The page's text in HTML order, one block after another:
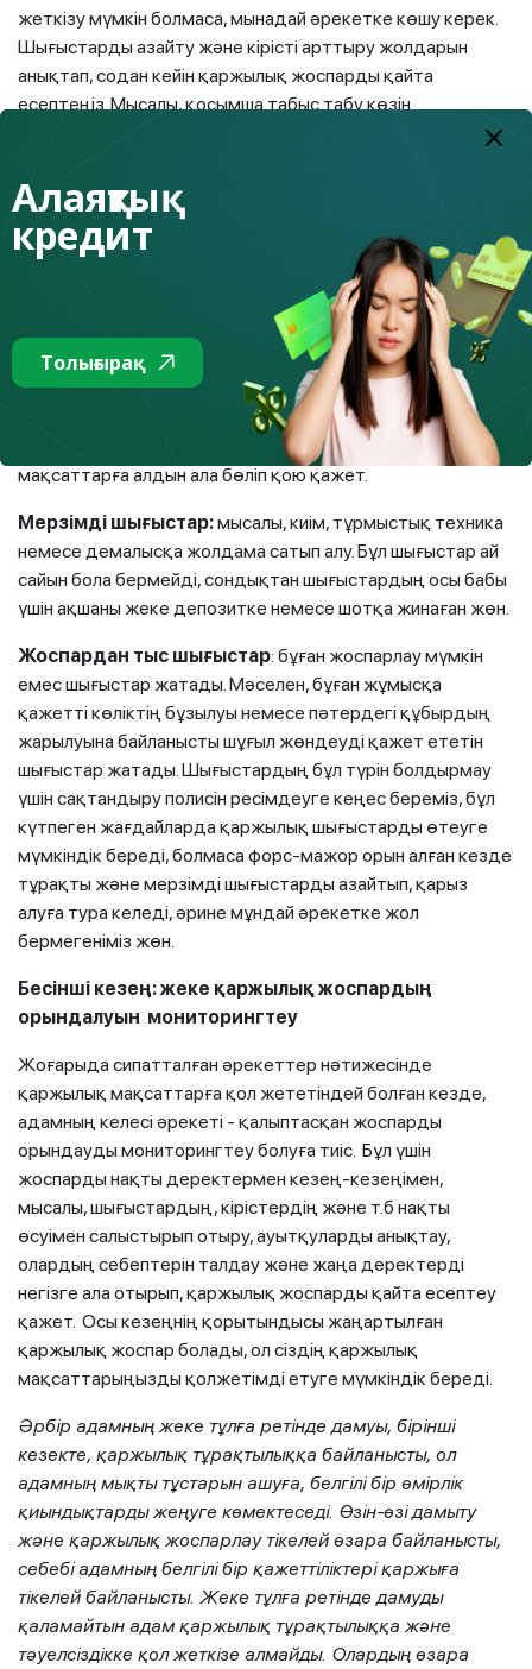
жеткізу мүмкін болмаса, мынадай әрекетке көшу керек.
Шығыстарды азайту және кірісті арттыру жолдарын
анықтап, содан кейін қаржылық жоспарды қайта
есептеңіз. Мысалы, қосымша табыс табу көзін
Төртінші кезең: шығыстарды жоспарлау
Егер сіз шығыстарды бірнеше топқа бөлсеңіз,
қаражаттың не үшін кететінін, неден бас тартуға
болатындығын түсіну оңайырақ болады, мәселен:
ай сайын ақша азық-түлік сатып
алуға, коммуналдық қызметтерді, көлік қызметтерін
төлеуге, тұрғын үйді жалға алуға немесе кредиттік
міндеттемелерді төлеуге жұмсалады. Бұл шығыстарды
алдын ала жоспарлау керек және ақшаны сол
мақсаттарға алдын ала бөліп қою қажет.
Мерзімді шығыстар:мысалы, киім, тұрмыстық техника
немесе демалысқа жолдама сатып алу. Бұл шығыстар ай
сайын бола бермейді, сондықтан шығыстардың осы бабы
үшін ақшаны жеке депозитке немесе шотқа жинаған жөн.
Жоспардан тыс шығыстар: бұған жоспарлау мүмкін
емес шығыстар жатады. Мәселен, бұған жұмысқа
қажетті көліктің бұзылуы немесе пәтердегі құбырдың
жарылуына байланысты шұғыл жөндеуді қажет ететін
шығыстар жатады. Шығыстардың бұл түрін болдырмау
үшін сақтандыру полисін ресімдеуге кеңес береміз, бұл
күтпеген жағдайларда қаржылық шығыстарды өтеуге
мүмкіндік береді, болмаса форс-мажор орын алған кезде
тұрақты және мерзімді шығыстарды азайтып, қарыз
алуға тура келеді, әрине мұндай әрекетке жол
бермегеніміз жөн.
Бесінші кезең: жеке қаржылық жоспардың
орындалуын мониторингтеу
Жоғарыда сипатталған әрекеттер нәтижесінде
қаржылық мақсаттарға қол жететіндей болған кезде,
адамның келесі әрекеті - қалыптасқан жоспарды
орындауды мониторингтеу болуға тиіс. Бұл үшін
жоспарды нақты деректермен кезең-кезеңімен,
мысалы, шығыстардың, кірістердің және т.б нақты
өсуімен салыстырып отыру, ауытқуларды анықтау,
олардың себептерін талдау және жаңа деректерді
негізге ала отырып, қаржылық жоспарды қайта есептеу
қажет. Осы кезеңнің қорытындысы жаңартылған
қаржылық жоспар болады, ол сіздің қаржылық
мақсаттарыңызды қолжетімді етуге мүмкіндік береді.
Әрбір адамның жеке тұлға ретінде дамуы, бірінші
кезекте, қаржылық тұрақтылыққа байланысты, ол
адамның мықты тұстарын ашуға, белгілі бір өмірлік
қиындықтарды жеңуге көмектеседі. Өзін-өзі дамыту
және қаржылық жоспарлау тікелей өзара байланысты,
себебі адамның белгілі бір қажеттіліктері қаржыға
тікелей байланысты. Жеке тұлға ретінде дамуды
қаламайтын адам қаржылық тұрақтылыққа және
тәуелсіздікке қол жеткізе алмайды. Олардың өзара
Алаяқтық
кредит
Толығырақ